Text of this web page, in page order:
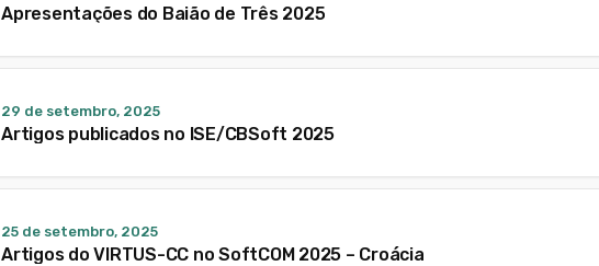
Apresentações do Baião de Três 2025
29 de setembro, 2025
Artigos publicados no ISE/CBSoft 2025
25 de setembro, 2025
Artigos do VIRTUS-CC no SoftCOM 2025 – Croácia